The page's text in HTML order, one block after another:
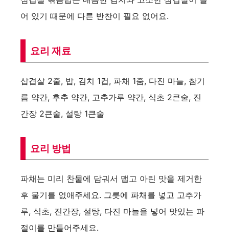
i
d
어 있기 때문에 다른 반찬이 필요 없어요.
요리 재료
삽겹살 2줄, 밥, 김치 1컵, 파채 1줌, 다진 마늘, 참기
름 약간, 후추 약간, 고추가루 약간, 식초 2큰술, 진
간장 2큰술, 설탕 1큰술
요리 방법
파채는 미리 찬물에 담궈서 맵고 아린 맛을 제거한
후 물기를 없애주세요. 그릇에 파채를 넣고 고추가
루, 식초, 진간장, 설탕, 다진 마늘을 넣어 맛있는 파
절이를 만들어주세요.